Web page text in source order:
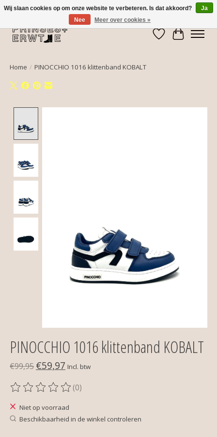
Verlanglijst
Home / PINOCCHIO 1016 klittenband KOBALT
PINOCCHIO 1016 klittenband KOBALT
€99,95 €59,97 Incl. btw
De beoordeling van dit product is
(0)
Niet op voorraad
Beschikbaarheid in de winkel controleren
Wij slaan cookies op om onze website te verbeteren. Is dat akkoord?
Ja
Nee
Meer over cookies »